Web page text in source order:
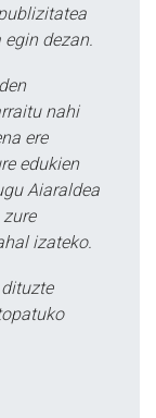
dezan.
nahi
ere
edukien
Aiaraldea
izateko.